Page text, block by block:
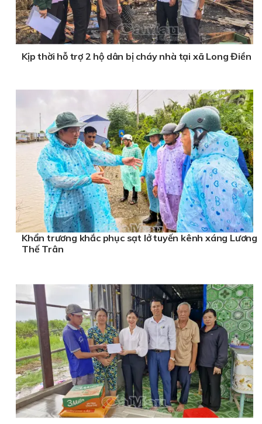
Kịp thời hỗ trợ 2 hộ dân bị cháy nhà tại xã Long Điền
Khẩn trương khắc phục sạt lở tuyến kênh xáng Lương
Thế Trân